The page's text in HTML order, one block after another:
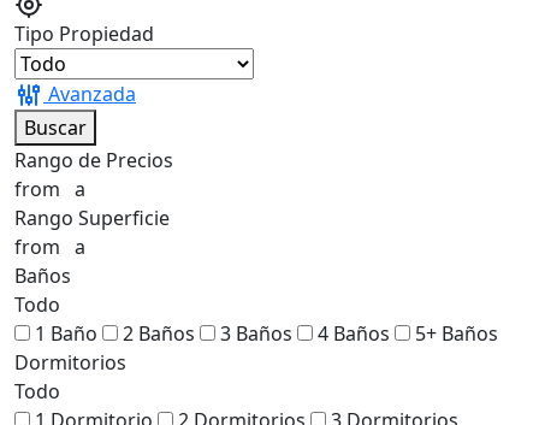
Tipo Propiedad
Avanzada
Buscar
Rango de Precios
from a
Rango Superficie
from a
Baños
Todo
1 Baño
2 Baños 3 Baños 4 Baños
5+ Baños
Dormitorios
Todo